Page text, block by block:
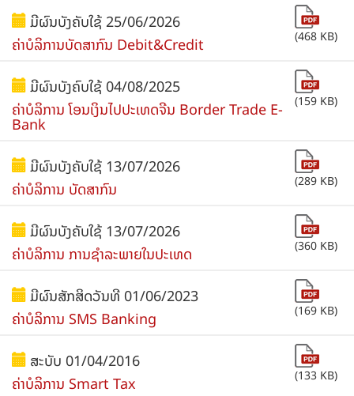
ມີຜົນບັງຄັບໃຊ້ 25/06/2026
ຄ່າບໍລິການບັດສາກົນ Debit&Credit
(468 KB)
ມີຜົນບັງຄົບໃຊ້ 04/08/2025
ຄ່າບໍລິການ ໂອນເງິນໄປປະເທດຈີນ Border Trade E-
Bank
(159 KB)
ມີຜົນບັງຄັບໃຊ້ 13/07/2026
ຄ່າບໍລິການ ບັດສາກົນ
(289 KB)
ມີຜົນບັງຄັບໃຊ້ 13/07/2026
ຄ່າບໍລິການ ການຊຳລະພາຍໃນປະເທດ
(360 KB)
ມີຜົນສັກສິດວັນທີ 01/06/2023
ຄ່າບໍລິການ SMS Banking
(169 KB)
ສະບັບ 01/04/2016
ຄ່າບໍລິການ Smart Tax
(133 KB)